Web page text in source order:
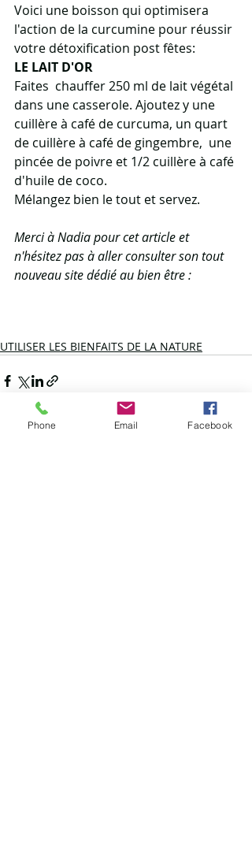
Voici une boisson qui optimisera
l'action de la curcumine pour réussir
votre détoxification post fêtes:
LE LAIT D'OR
Faites  chauffer 250 ml de lait végétal
dans une casserole. Ajoutez y une
cuillère à café de curcuma, un quart
de cuillère à café de gingembre,  une
pincée de poivre et 1/2 cuillère à café
d'huile de coco.
Mélangez bien le tout et servez.
Merci à Nadia pour cet article et
n'hésitez pas à aller consulter son tout
nouveau site dédié au bien être :
UTILISER LES BIENFAITS DE LA NATURE
Phone Email Facebook